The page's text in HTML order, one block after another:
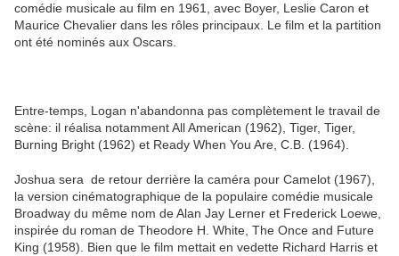
comédie musicale au film en 1961, avec Boyer, Leslie Caron et
Maurice Chevalier dans les rôles principaux. Le film et la partition
ont été nominés aux Oscars.
Entre-temps, Logan n'abandonna pas complètement le travail de
scène: il réalisa notamment All American (1962), Tiger, Tiger,
Burning Bright (1962) et Ready When You Are, C.B. (1964).
Joshua sera de retour derrière la caméra pour Camelot (1967),
la version cinématographique de la populaire comédie musicale
Broadway du même nom de Alan Jay Lerner et Frederick Loewe,
inspirée du roman de Theodore H. White, The Once and Future
King (1958). Bien que le film mettait en vedette Richard Harris et